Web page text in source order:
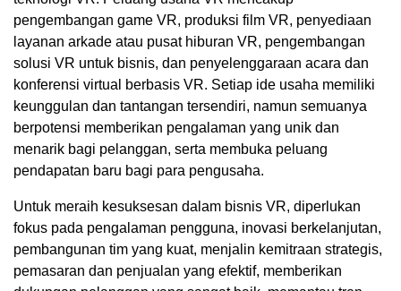
pengembangan game VR, produksi film VR, penyediaan
layanan arkade atau pusat hiburan VR, pengembangan
solusi VR untuk bisnis, dan penyelenggaraan acara dan
konferensi virtual berbasis VR. Setiap ide usaha memiliki
keunggulan dan tantangan tersendiri, namun semuanya
berpotensi memberikan pengalaman yang unik dan
menarik bagi pelanggan, serta membuka peluang
pendapatan baru bagi para pengusaha.
Untuk meraih kesuksesan dalam bisnis VR, diperlukan
fokus pada pengalaman pengguna, inovasi berkelanjutan,
pembangunan tim yang kuat, menjalin kemitraan strategis,
pemasaran dan penjualan yang efektif, memberikan